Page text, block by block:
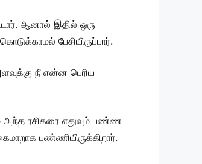
ஆனால் இதில் ஒரு
பேசியிருப்பார்.
நீ என்ன பெரிய
அந்த ரசிகரை எதுவும் பண்ண
பண்ணியிருக்கிறார்.